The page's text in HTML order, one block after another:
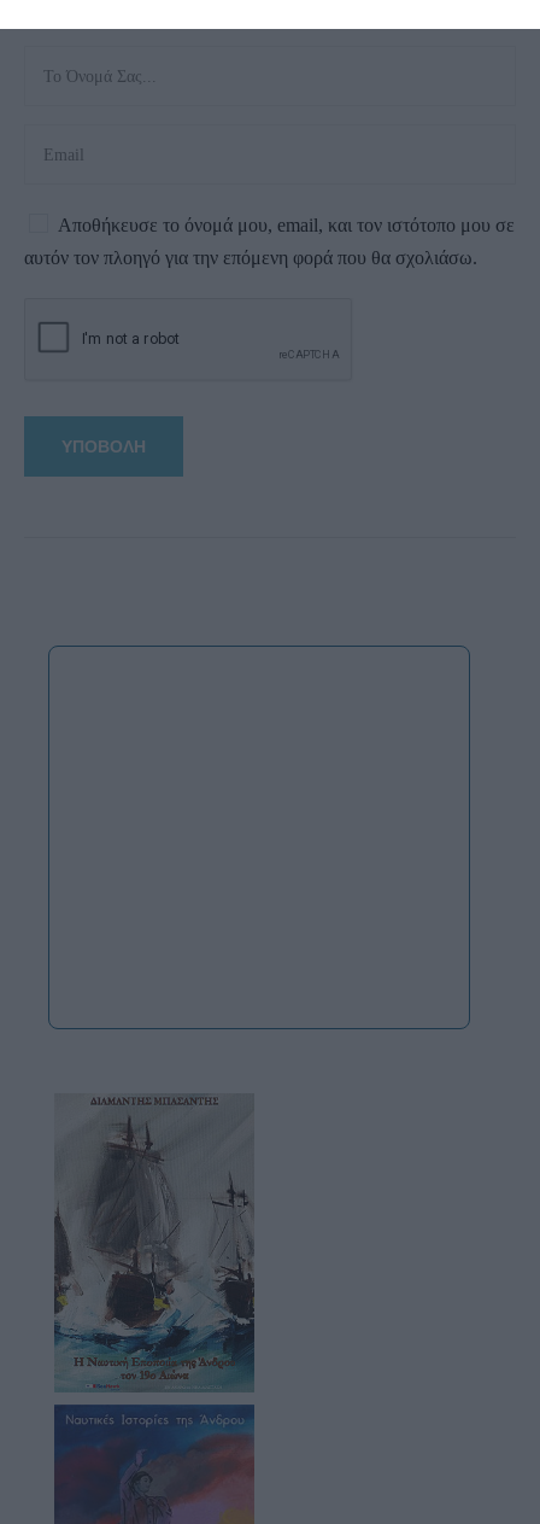
Αποθήκευσε το όνομά μου, email, και τον ιστότοπο μου σε
αυτόν τον πλοηγό για την επόμενη φορά που θα σχολιάσω.